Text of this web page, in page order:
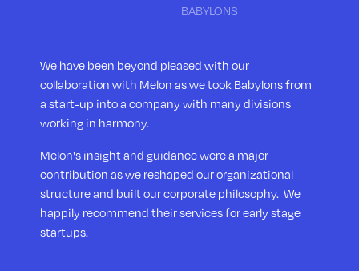
BABYLONS
We have been beyond pleased with our
collaboration with Melon as we took Babylons from
a start-up into a company with many divisions
working in harmony.
Melon's insight and guidance were a major
contribution as we reshaped our organizational
structure and built our corporate philosophy. We
happily recommend their services for early stage
startups.